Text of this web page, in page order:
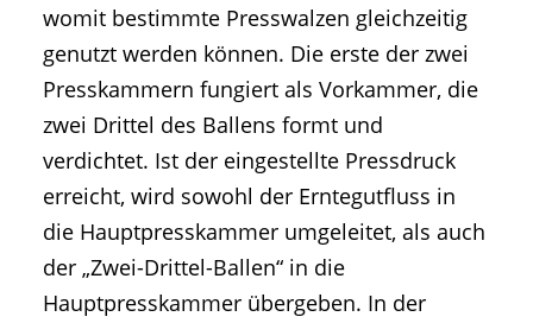
womit bestimmte Presswalzen gleichzeitig
genutzt werden können. Die erste der zwei
Presskammern fungiert als Vorkammer, die
zwei Drittel des Ballens formt und
verdichtet. Ist der eingestellte Pressdruck
erreicht, wird sowohl der Erntegutfluss in
die Hauptpresskammer umgeleitet, als auch
der „Zwei-Drittel-Ballen“ in die
Hauptpresskammer übergeben. In der